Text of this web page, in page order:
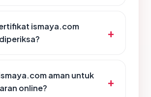
ismaya.com
aman untuk
online?